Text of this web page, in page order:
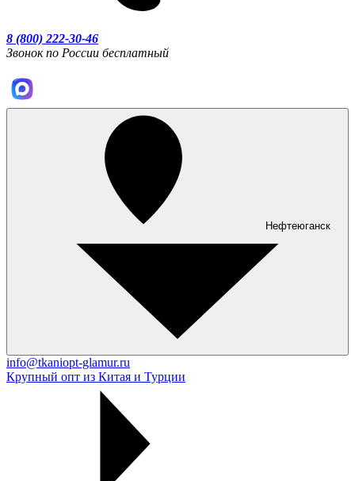
8 (800) 222-30-46
Звонок по России бесплатный
Нефтеюганск
info@tkaniopt-glamur.ru
Крупный опт из Китая и Турции